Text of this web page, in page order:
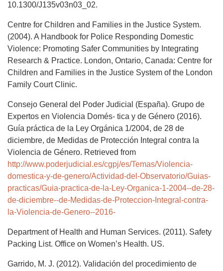
10.1300/J135v03n03_02.
Centre for Children and Families in the Justice System.
(2004). A Handbook for Police Responding Domestic
Violence: Promoting Safer Communities by Integrating
Research & Practice. London, Ontario, Canada: Centre for
Children and Families in the Justice System of the London
Family Court Clinic.
Consejo General del Poder Judicial (España). Grupo de
Expertos en Violencia Domés- tica y de Género (2016).
Guía práctica de la Ley Orgánica 1/2004, de 28 de
diciembre, de Medidas de Protección Integral contra la
Violencia de Género. Retrieved from
http://www.poderjudicial.es/cgpj/es/Temas/Violencia-
domestica-y-de-genero/Actividad-del-Observatorio/Guias-
practicas/Guia-practica-de-la-Ley-Organica-1-2004--de-28-
de-diciembre--de-Medidas-de-Proteccion-Integral-contra-
la-Violencia-de-Genero--2016-
Department of Health and Human Services. (2011). Safety
Packing List. Office on Women’s Health. US.
Garrido, M. J. (2012). Validación del procedimiento de